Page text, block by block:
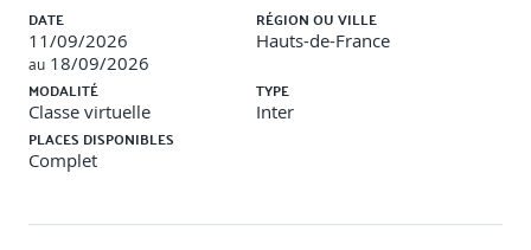
Les techniques et outils en présentiel
Les différences et similitudes entre présentiel et
distanciel
Expérimentation de techniques d’animation
5. Une conclusion qui ouvre les perspectives
Collecter les retours
DATE
11/09/2026
au 18/09/2026
RÉGION OU VILLE
Hauts-de-France
MODALITÉ
Classe virtuelle
TYPE
Inter
PLACES DISPONIBLES
Complet